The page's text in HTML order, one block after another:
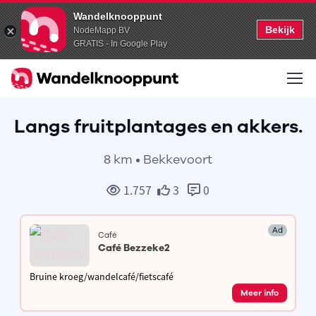
Wandelknooppunt
NodeMapp BV
GRATIS - In Google Play
Bekijk
Langs fruitplantages en akkers.
8 km • Bekkevoort
1.757 3 0
Café Ad
Café Bezzeke2
Bruine kroeg/wandelcafé/fietscafé
Meer info